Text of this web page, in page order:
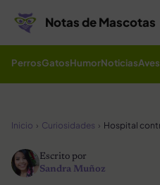
Notas de Mascotas
PerrosGatosHumorNoticiasAves
Inicio Curiosidades
Escrito por
Sandra Muñoz